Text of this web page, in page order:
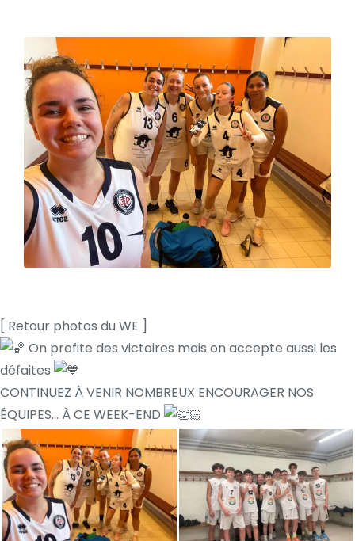
[ Retour photos du WE ]
On profite des victoires mais on accepte aussi les
défaites
CONTINUEZ À VENIR NOMBREUX ENCOURAGER NOS
ÉQUIPES… À CE WEEK-END